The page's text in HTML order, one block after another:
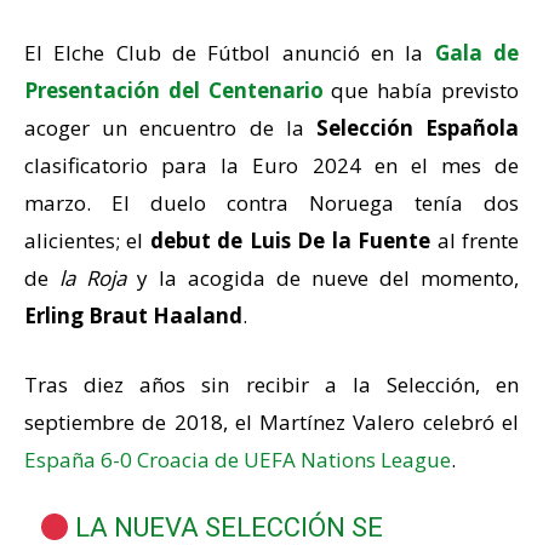
El Elche Club de Fútbol anunció en la Gala de
Presentación del Centenario que había previsto
acoger un encuentro de la Selección Española
clasificatorio para la Euro 2024 en el mes de
marzo. El duelo contra Noruega tenía dos
alicientes; el debut de Luis De la Fuente al frente
de la Rojay la acogida de nueve del momento,
Erling Braut Haaland.
Tras diez años sin recibir a la Selección, en
septiembre de 2018, el Martínez Valero celebró el
España 6-0 Croacia de UEFA Nations League.
LA NUEVA SELECCIÓN SE